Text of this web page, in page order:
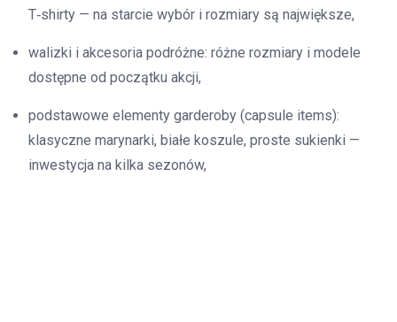
T‑shirty — na starcie wybór i rozmiary są największe,
walizki i akcesoria podróżne: różne rozmiary i modele
dostępne od początku akcji,
podstawowe elementy garderoby (capsule items):
klasyczne marynarki, białe koszule, proste sukienki —
inwestycja na kilka sezonów,